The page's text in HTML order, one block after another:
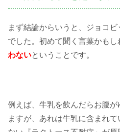
まず結論からいうと、ジョコビ
でした。初めて聞く言葉かも
わないということです。
例えば、牛乳を飲んだらお腹
ますが、あれは牛乳に含まれ